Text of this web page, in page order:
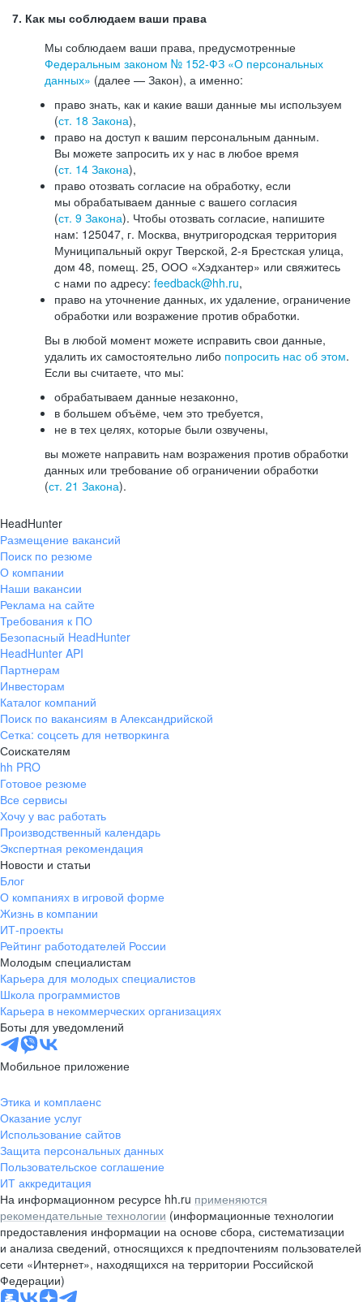
7. Как мы соблюдаем ваши права
Мы соблюдаем ваши права, предусмотренные
Федеральным законом № 152-ФЗ «О персональных
данных» (далее — Закон), а именно:
право знать, как и какие ваши данные мы используем
(ст. 18 Закона),
право на доступ к вашим персональным данным.
Вы можете запросить их у нас в любое время
(ст. 14 Закона),
право отозвать согласие на обработку, если
мы обрабатываем данные с вашего согласия
(ст. 9 Закона). Чтобы отозвать согласие, напишите
нам: 125047, г. Москва, внутригородская территория
Муниципальный округ Тверской, 2-я Брестская улица,
дом 48, помещ. 25, ООО «Хэдхантер» или свяжитесь
с нами по адресу: feedback@hh.ru,
право на уточнение данных, их удаление, ограничение
обработки или возражение против обработки.
Вы в любой момент можете исправить свои данные,
удалить их самостоятельно либо попросить нас об этом.
Если вы считаете, что мы:
обрабатываем данные незаконно,
в большем объёме, чем это требуется,
не в тех целях, которые были озвучены,
вы можете направить нам возражения против обработки
данных или требование об ограничении обработки
(ст. 21 Закона).
HeadHunter
Размещение вакансий
Поиск по резюме
О компании
Наши вакансии
Реклама на сайте
Требования к ПО
Безопасный HeadHunter
HeadHunter API
Партнерам
Инвесторам
Каталог компаний
Поиск по вакансиям в Александрийской
Сетка: соцсеть для нетворкинга
Соискателям
hh PRO
Готовое резюме
Все сервисы
Хочу у вас работать
Производственный календарь
Экспертная рекомендация
Новости и статьи
Блог
О компаниях в игровой форме
Жизнь в компании
ИТ-проекты
Рейтинг работодателей России
Молодым специалистам
Карьера для молодых специалистов
Школа программистов
Карьера в некоммерческих организациях
Боты для уведомлений
Мобильное приложение
Этика и комплаенс
Оказание услуг
Использование сайтов
Защита персональных данных
Пользовательское соглашение
ИТ аккредитация
На информационном ресурсе hh.ru применяются
рекомендательные технологии (информационные технологии
предоставления информации на основе сбора, систематизации
и анализа сведений, относящихся к предпочтениям пользователей
сети «Интернет», находящихся на территории Российской
Федерации)